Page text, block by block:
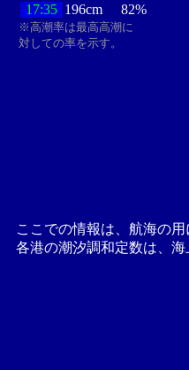
17:35 196cm 82%
※高潮率は最高高潮に
対しての率を示す。
ここでの情報は、航海の
各港の潮汐調和定数は、